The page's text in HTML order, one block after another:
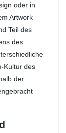
oder in
Artwork
Teil des
des
Kultur des
der